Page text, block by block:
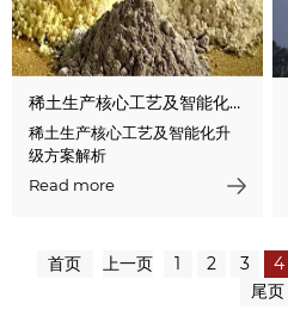
稀土生产核心工艺及智能化升级方案解析
稀土生产核心工艺及智能化升
级方案解析
Read more
首页 上一页 1 2 3 4
尾页